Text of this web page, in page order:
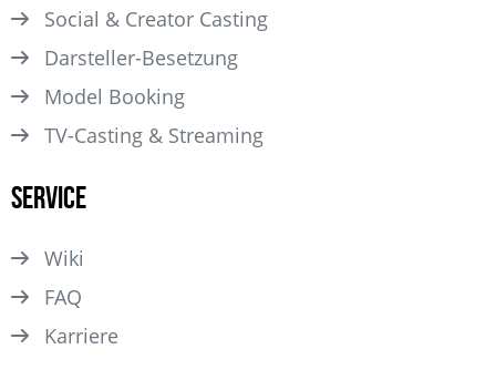
Social & Creator Casting
Darsteller­-Besetzung
Model Booking
TV-Casting & Streaming
Service
Wiki
FAQ
Karriere